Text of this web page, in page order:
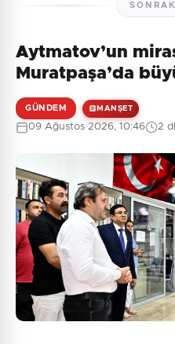
Aytmatov’un
Muratpaşa’da
GÜNDEM MANŞET
09 Ağustos 2026, 10:46 2